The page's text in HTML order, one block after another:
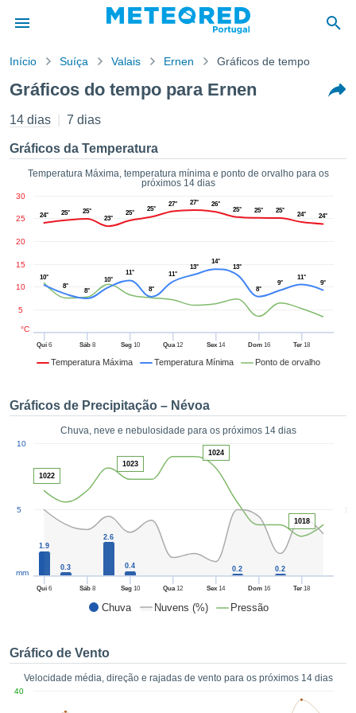
da
foi
por
para
que as
a este
e
digital
fornecer-
de alta
custo.
a
o
no
como
CONTINUAR
CONFIGURAÇÕES
Início Suíça Valais Ernen Gráficos de tempo
Gráficos do tempo para Ernen
14 dias 7 dias
Gráficos da Temperatura
Temperatura Máxima, temperatura mínima e ponto de orvalho para os
próximos 14 dias
Temperatura Máxima Temperatura Mínima Ponto de orvalho
Qui 6 Sáb8 Seg10 Qua12 Sex 14 Dom16 Ter 18
5
10
15
20
25
30
°C
24° 25°
25°
23°
25°
25°
27° 27° 26°
25° 25° 25°
24° 24°
10°
8°
8°
10°
11°
8°
11°
13°
14°
13°
8°
9°
11°
9°
Gráficos de Precipitação – Névoa
Chuva, neve e nebulosidade para os próximos 14 dias
Chuva Nuvens (%) Pressão
50
Qui 6 Sáb8 Seg10 Qua12 Sex 14 Dom16 Ter 18
5
10
mm
1.9
0.3
2.6
0.4 0.2 0.2
1022
1023
1024
1018
Gráfico de Vento
Velocidade média, direção e rajadas de vento para os próximos 14 dias
40